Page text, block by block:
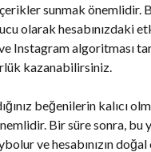
sunmak önemlidir.
olarak hesabınızdaki
Instagram algoritması
kazanabilirsiniz.
beğenilerin kalıcı
Bir süre sonra, bu
ve hesabınızın